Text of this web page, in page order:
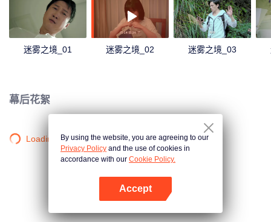
迷雾之境_01 迷雾之境_02 迷雾之境_03
幕后花絮
Loading…By using the website, you are agreeing to our
Privacy Policy and the use of cookies in
accordance with our Cookie Policy.
Accept